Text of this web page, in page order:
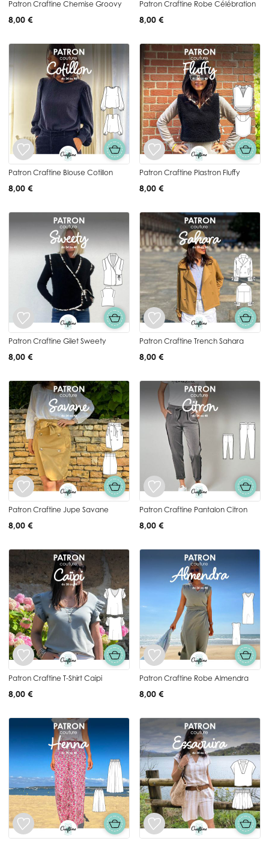
Patron Craftine Chemise Groovy
8,00 €
Patron Craftine Robe Célébration
8,00 €
Patron Craftine Blouse Cotillon
8,00 €
Patron Craftine Plastron Fluffy
8,00 €
Patron Craftine Gilet Sweety
8,00 €
Patron Craftine Trench Sahara
8,00 €
Patron Craftine Jupe Savane
8,00 €
Patron Craftine Pantalon Citron
8,00 €
Patron Craftine T-Shirt Caipi
8,00 €
Patron Craftine Robe Almendra
8,00 €